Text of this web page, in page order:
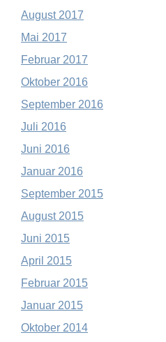
August 2017
Mai 2017
Februar 2017
Oktober 2016
September 2016
Juli 2016
Juni 2016
Januar 2016
September 2015
August 2015
Juni 2015
April 2015
Februar 2015
Januar 2015
Oktober 2014